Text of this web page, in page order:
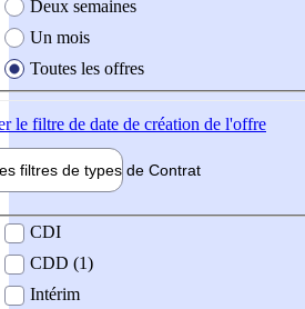
Deux semaines
Un mois
Toutes les offres
le filtre de date de création de l'offre
filtres de types de Contrat
contrat
CDI
CDD (1)
Intérim